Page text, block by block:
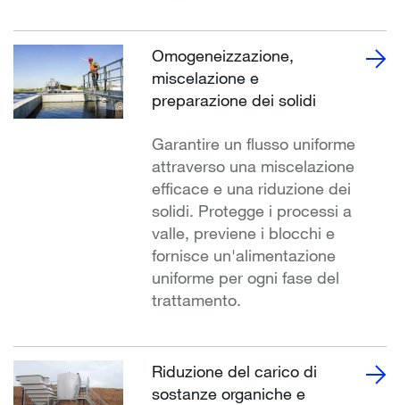
Omogeneizzazione,
miscelazione e
preparazione dei solidi
Garantire un flusso uniforme
attraverso una miscelazione
efficace e una riduzione dei
solidi. Protegge i processi a
valle, previene i blocchi e
fornisce un'alimentazione
uniforme per ogni fase del
trattamento.
Riduzione del carico di
sostanze organiche e